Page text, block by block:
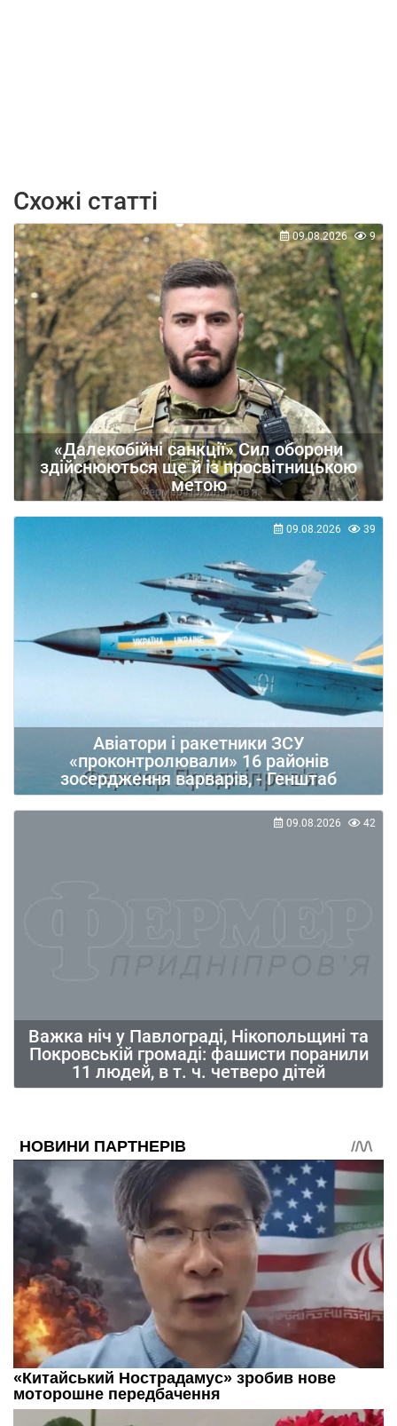
Схожі статті
«Далекобійні санкції» Сил оборони
здійснюються ще й із просвітницькою
метою
09.08.2026 9
Авіатори і ракетники ЗСУ
«проконтролювали» 16 районів
зосердження варварів, - Генштаб
09.08.2026 39
Важка ніч у Павлограді, Нікопольщині та
Покровській громаді: фашисти поранили
11 людей, в т. ч. четверо дітей
09.08.2026 42